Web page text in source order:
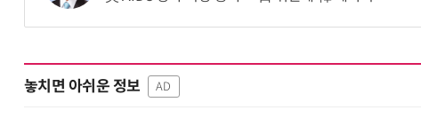
놓치면 아쉬운 정보 AD